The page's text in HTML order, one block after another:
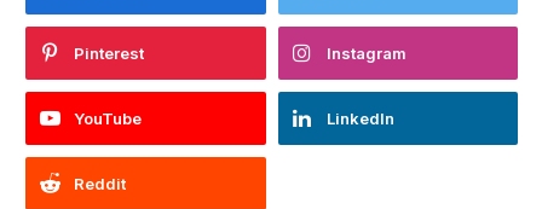
Pinterest Instagram
YouTube LinkedIn
Reddit